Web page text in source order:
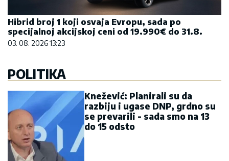
Hibrid broj 1 koji osvaja Evropu, sada po
specijalnoj akcijskoj ceni od 19.990€ do 31.8.
03. 08. 2026 13:23
POLITIKA
Knežević: Planirali su da
razbiju i ugase DNP, grdno su
se prevarili - sada smo na 13
do 15 odsto